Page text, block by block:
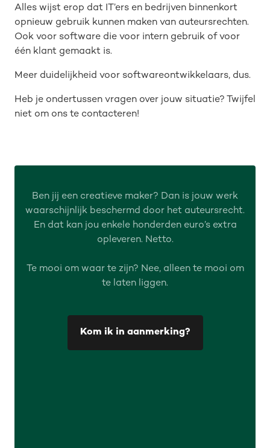
Alles wijst erop dat IT’ers en bedrijven binnenkort
opnieuw gebruik kunnen maken van auteursrechten.
Ook voor software die voor intern gebruik of voor
één klant gemaakt is.
Meer duidelijkheid voor softwareontwikkelaars, dus.
Heb je ondertussen vragen over jouw situatie? Twijfel
niet om ons te contacteren!
Ben jij een creatieve maker? Dan is jouw werk
waarschijnlijk beschermd door het auteursrecht.
En dat kan jou enkele honderden euro’s extra
opleveren. Netto.
Te mooi om waar te zijn? Nee, alleen te mooi om
te laten liggen.
Kom ik in aanmerking?